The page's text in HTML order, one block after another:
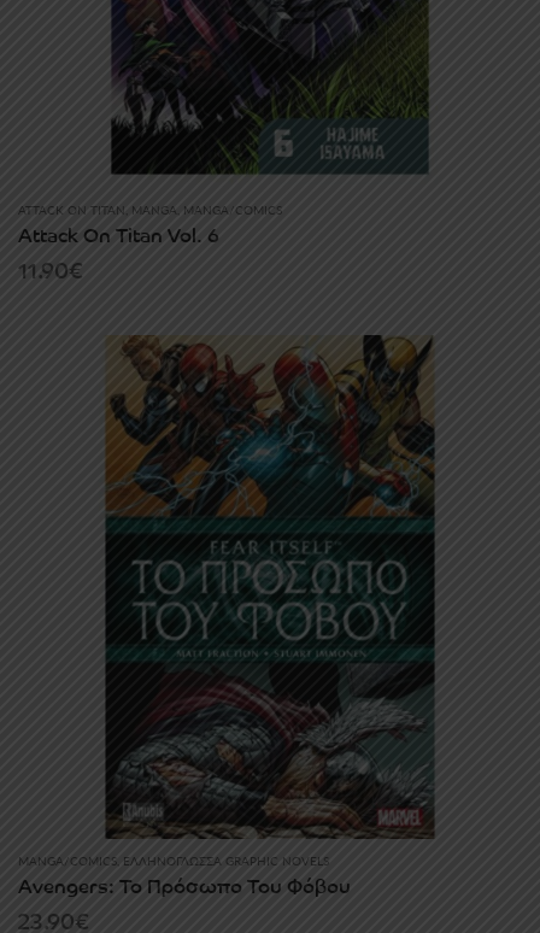
ATTACK ON TITAN , MANGA, MANGA/COMICS
Attack On Titan Vol. 6
11.90€
MANGA/COMICS, ΕΛΛΗΝΌΓΛΩΣΣΑ GRAPHIC NOVELS
Avengers: Το Πρόσωπο Του Φόβου
23.90€